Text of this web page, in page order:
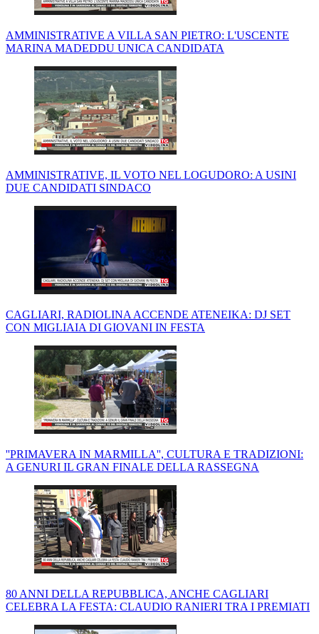
AMMINISTRATIVE A VILLA SAN PIETRO: L'USCENTE
MARINA MADEDDU UNICA CANDIDATA
AMMINISTRATIVE, IL VOTO NEL LOGUDORO: A USINI
DUE CANDIDATI SINDACO
CAGLIARI, RADIOLINA ACCENDE ATENEIKA: DJ SET
CON MIGLIAIA DI GIOVANI IN FESTA
''PRIMAVERA IN MARMILLA'', CULTURA E TRADIZIONI:
A GENURI IL GRAN FINALE DELLA RASSEGNA
80 ANNI DELLA REPUBBLICA, ANCHE CAGLIARI
CELEBRA LA FESTA: CLAUDIO RANIERI TRA I PREMIATI